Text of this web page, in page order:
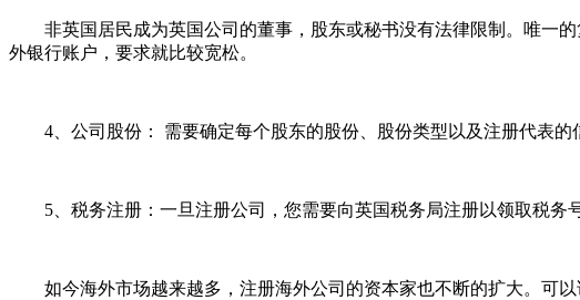
非英国居民成为英国公司的董事，股东或秘书没有法律限制。唯一的
外银行账户，要求就比较宽松。
4、公司股份： 需要确定每个股东的股份、股份类型以及注册代表的
5、税务注册：一旦注册公司，您需要向英国税务局注册以领取税务号
如今海外市场越来越多，注册海外公司的资本家也不断的扩大。可以